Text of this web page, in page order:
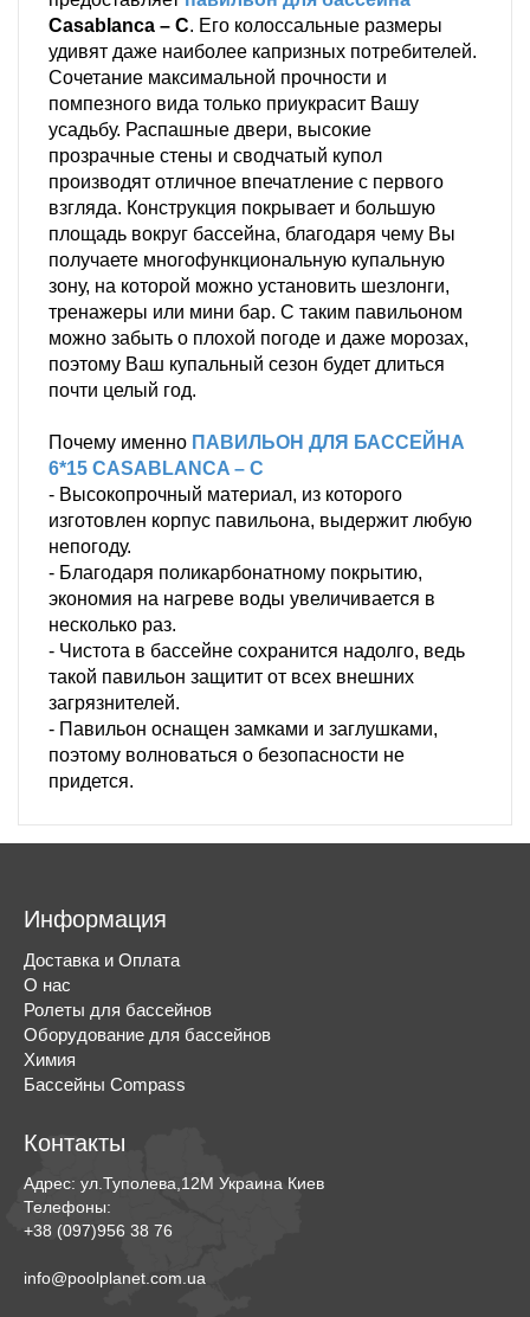
Casablanca – C. Его колоссальные размеры
удивят даже наиболее капризных потребителей.
Сочетание максимальной прочности и
помпезного вида только приукрасит Вашу
усадьбу. Распашные двери, высокие
прозрачные стены и сводчатый купол
производят отличное впечатление с первого
взгляда. Конструкция покрывает и большую
площадь вокруг бассейна, благодаря чему Вы
получаете многофункциональную купальную
зону, на которой можно установить шезлонги,
тренажеры или мини бар. С таким павильоном
можно забыть о плохой погоде и даже морозах,
поэтому Ваш купальный сезон будет длиться
почти целый год.
Почему именно ПАВИЛЬОН ДЛЯ БАССЕЙНА
6*15 CASABLANCA – C
- Высокопрочный материал, из которого
изготовлен корпус павильона, выдержит любую
непогоду.
- Благодаря поликарбонатному покрытию,
экономия на нагреве воды увеличивается в
несколько раз.
- Чистота в бассейне сохранится надолго, ведь
такой павильон защитит от всех внешних
загрязнителей.
- Павильон оснащен замками и заглушками,
поэтому волноваться о безопасности не
придется.
Информация
Доставка и Оплата
О нас
Ролеты для бассейнов
Оборудование для бассейнов
Химия
Бассейны Compass
Контакты
Адрес: ул.Туполева,12М Украина Киев
Телефоны:
+38 (097)956 38 76
info@poolplanet.com.ua